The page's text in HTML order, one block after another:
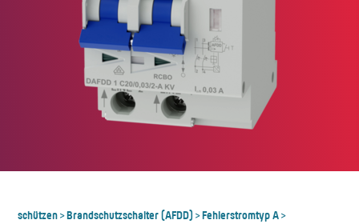
schützen>Brandschutzschalter (AFDD) >Fehlerstromtyp A>